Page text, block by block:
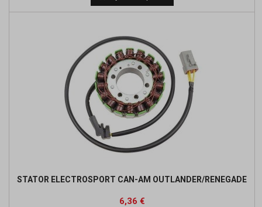
base
STATOR ELECTROSPORT CAN-AM OUTLANDER/RENEGADE
Prix
6,36 €Prix